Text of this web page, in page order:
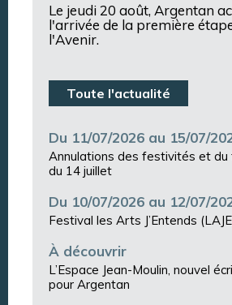
Le jeudi 20 août, Argentan
l'arrivée de la première
l'Avenir.
Toute l'actualité
Du 11/07/2026 au 15/07/
Annulations des festivités et du
du 14 juillet
Du 10/07/2026 au 12/07/
Festival les Arts J’Entends
À découvrir
L’Espace Jean-Moulin, nouvel
pour Argentan